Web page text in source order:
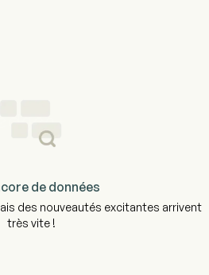
de données
des nouveautés excitantes arrivent
très vite !